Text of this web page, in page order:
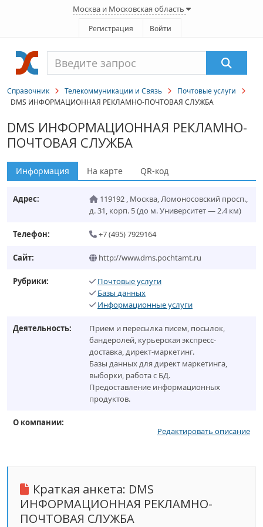
Москва и Московская область
Регистрация Войти
Справочник Телекоммуникации и Связь
Почтовые услуги
DMS ИНФОРМАЦИОННАЯ РЕКЛАМНО-ПОЧТОВАЯ СЛУЖБА
DMS ИНФОРМАЦИОННАЯ РЕКЛАМНО-
ПОЧТОВАЯ СЛУЖБА
Информация На карте QR-код
Адрес: 119192 , Москва,Ломоносовский просп.,
д. 31, корп. 5(до м. Университет — 2.4 км)
Телефон: +7 (495) 7929164
Сайт: http://www.dms.pochtamt.ru
Рубрики:
Почтовые услуги
Базы данных
Информационные услуги
Деятельность:
Прием и пересылка писем, посылок,
бандеролей, курьерская экспресс-
доставка, директ-маркетинг.
Базы данных для директ маркетинга,
выборки, работа с БД.
Предоставление информационных
продуктов.
О компании:
Редактировать описание
Краткая анкета: DMS
ИНФОРМАЦИОННАЯ РЕКЛАМНО-
ПОЧТОВАЯ СЛУЖБА